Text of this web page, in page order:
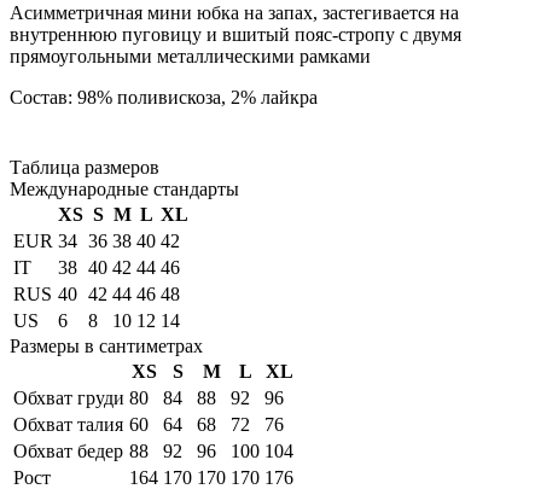
Асимметричная мини юбка на запах, застегивается на
внутреннюю пуговицу и вшитый пояс-стропу с двумя
прямоугольными металлическими рамками
Состав: 98% поливискоза, 2% лайкра
Таблица размеров
Международные стандарты
XS S M L XL
EUR 34 36 38 40 42
IT
38 40 42 44 46
RUS 40 42 44 46 48
US
6 8 10 12 14
Размеры в сантиметрах
XS
S M L
XL
Обхват груди 80 84 88 92
96
Обхват талия 60 64 68 72
76
Обхват бедер 88 92 96 100 104
Рост
164 170 170 170 176